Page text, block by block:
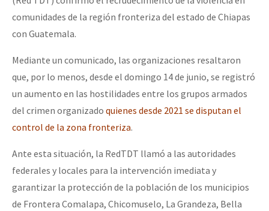
comunidades de la región fronteriza del estado de Chiapas
con Guatemala.
Mediante un comunicado, las organizaciones resaltaron
que, por lo menos, desde el domingo 14 de junio, se registró
un aumento en las hostilidades entre los grupos armados
del crimen organizado quienes desde 2021 se disputan el
control de la zona fronteriza.
Ante esta situación, la RedTDT llamó a las autoridades
federales y locales para la intervención imediata y
garantizar la protección de la población de los municipios
de Frontera Comalapa, Chicomuselo, La Grandeza, Bella